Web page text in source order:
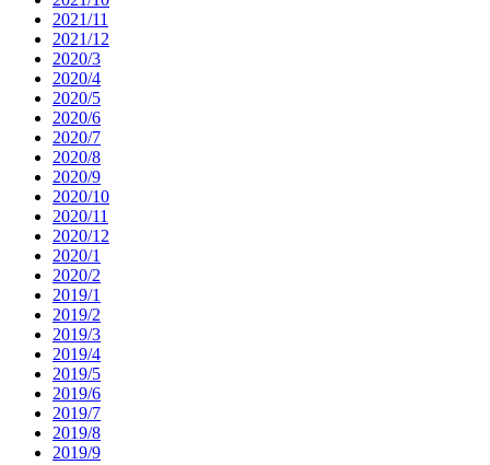
2021/11
2021/12
2020/3
2020/4
2020/5
2020/6
2020/7
2020/8
2020/9
2020/10
2020/11
2020/12
2020/1
2020/2
2019/1
2019/2
2019/3
2019/4
2019/5
2019/6
2019/7
2019/8
2019/9